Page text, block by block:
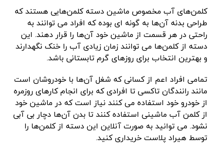
کلمن‌های آب مخصوص ماشین دسته کلمن‌هایی هستند که
طراحی بدنه آن‌ها به گونه ای بوده که افراد می توانند به
راحتی در هر قسمت از ماشین خود آن‌ها را قرار دهند. این
دسته از کلمن‌ها می توانند زمان زیادی آب را خنک نگهدارند
و بهترین انتخاب برای روزهای گرم تابستانی باشد.
تمامی افراد اعم از کسانی که شغل آن‌ها با خودروشان است
مانند رانندگان تاکسی تا افرادی که برای انجام کارهای روزمره
از خودرو خود استفاده می کنند نیاز است که در ماشین خود
از کلمن آب ماشینی استفاده کنند تا بدن آن‌ها دچار بی آبی
نشود. می توانید به صورت آنلاین این دسته از کلمن‌ها را
توسط هیراد پلاست خریداری کنید.